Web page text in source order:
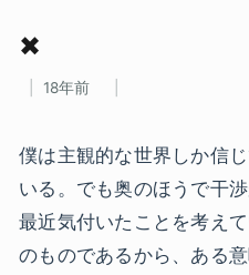
✖
18年前
僕は主観的な世界しか信
いる。でも奥のほうで干
最近気付いたことを考え
のものであるから、ある